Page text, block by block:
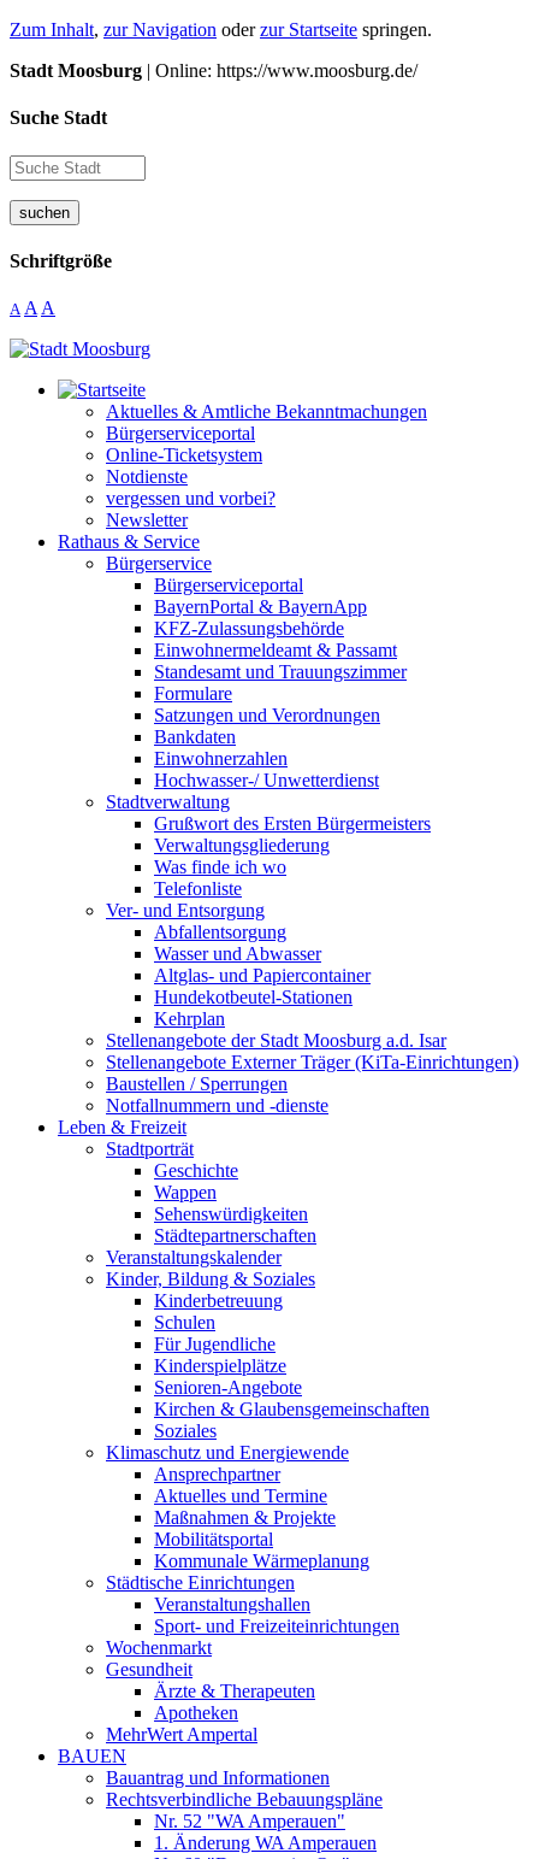
Zum Inhalt, zur Navigation oderzur Startseite springen.
Stadt Moosburg | Online: https://www.moosburg.de/
Suche Stadt
suchen
Schriftgröße
A A A
Aktuelles & Amtliche Bekanntmachungen
Bürgerserviceportal
Online-Ticketsystem
Notdienste
vergessen und vorbei?
Newsletter
Rathaus & Service
Bürgerservice
Bürgerserviceportal
BayernPortal & BayernApp
KFZ-Zulassungsbehörde
Einwohnermeldeamt & Passamt
Standesamt und Trauungszimmer
Formulare
Satzungen und Verordnungen
Bankdaten
Einwohnerzahlen
Hochwasser-/ Unwetterdienst
Stadtverwaltung
Grußwort des Ersten Bürgermeisters
Verwaltungsgliederung
Was finde ich wo
Telefonliste
Ver- und Entsorgung
Abfallentsorgung
Wasser und Abwasser
Altglas- und Papiercontainer
Hundekotbeutel-Stationen
Kehrplan
Stellenangebote der Stadt Moosburg a.d. Isar
Stellenangebote Externer Träger (KiTa-Einrichtungen)
Baustellen / Sperrungen
Notfallnummern und -dienste
Leben & Freizeit
Stadtporträt
Geschichte
Wappen
Sehenswürdigkeiten
Städtepartnerschaften
Veranstaltungskalender
Kinder, Bildung & Soziales
Kinderbetreuung
Schulen
Für Jugendliche
Kinderspielplätze
Senioren-Angebote
Kirchen & Glaubensgemeinschaften
Soziales
Klimaschutz und Energiewende
Ansprechpartner
Aktuelles und Termine
Maßnahmen & Projekte
Mobilitätsportal
Kommunale Wärmeplanung
Städtische Einrichtungen
Veranstaltungshallen
Sport- und Freizeiteinrichtungen
Wochenmarkt
Gesundheit
Ärzte & Therapeuten
Apotheken
MehrWert Ampertal
BAUEN
Bauantrag und Informationen
Rechtsverbindliche Bebauungspläne
Nr. 52 "WA Amperauen"
1. Änderung WA Amperauen